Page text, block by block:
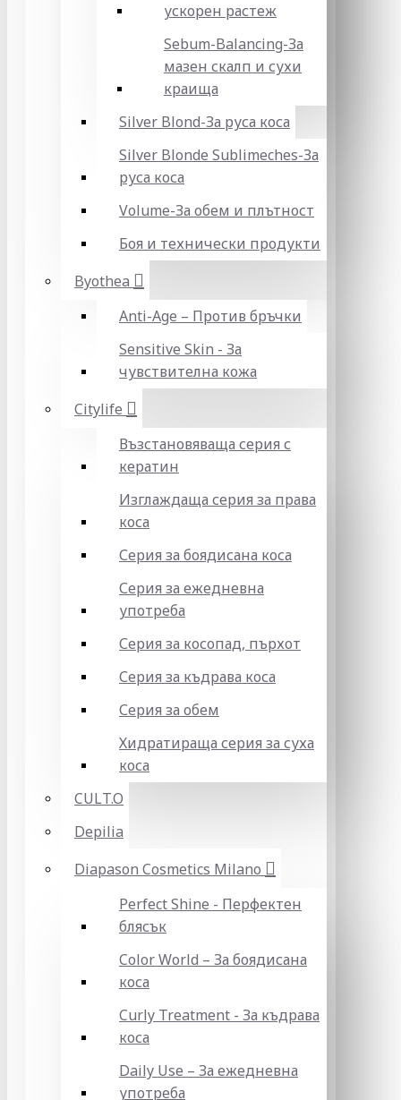
ускорен растеж
Sebum-Balancing-За
мазен скалп и сухи
краища
Silver Blond-За руса коса
Silver Blonde Sublіmeches-За
руса коса
Volume-За обем и плътност
Боя и технически продукти
Byothea
Anti-Age – Против бръчки
Sensitive Skin - За
чувствителна кожа
Citylife
Възстановяваща серия с
кератин
Изглаждаща серия за права
коса
Серия за боядисана коса
Серия за ежедневна
употреба
Серия за косопад, пърхот
Серия за къдрава коса
Серия за обем
Хидратираща серия за суха
коса
CULT.O
Depilia
Diapason Cosmetics Milano
Perfect Shine - Перфектен
блясък
Color World – За боядисана
коса
Curly Treatment - За къдрава
коса
Daily Use – За ежедневна
употреба